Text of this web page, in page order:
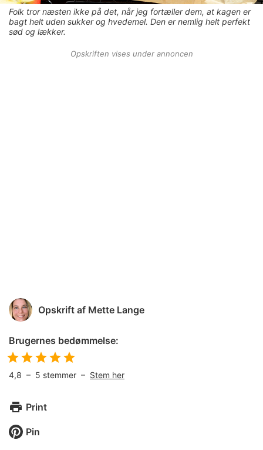
Folk tror næsten ikke på det, når jeg fortæller dem, at kagen er
bagt helt uden sukker og hvedemel. Den er nemlig helt perfekt
sød og lækker.
Opskriften vises under annoncen
Opskrift af Mette Lange
Brugernes bedømmelse:
4,8 – 5 stemmer – Stem her
Print
Pin